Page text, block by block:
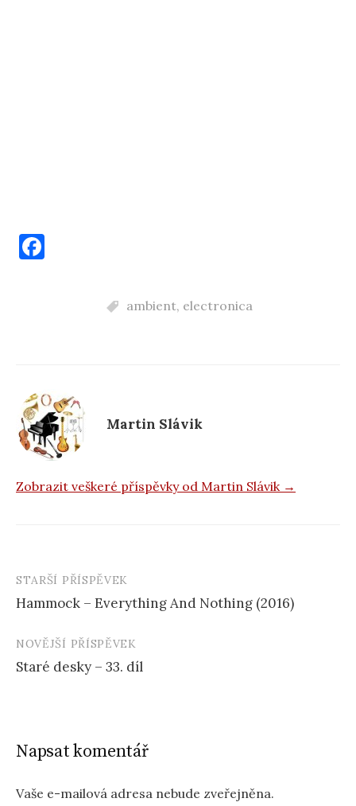
o
k
ambient, electronica
Martin Slávik
Zobrazit veškeré příspěvky od Martin Slávik →
Navigace
příspěvku
STARŠÍ PŘÍSPĚVEK
Hammock – Everything And Nothing (2016)
NOVĚJŠÍ PŘÍSPĚVEK
Staré desky – 33. díl
Napsat komentář
Vaše e-mailová adresa nebude zveřejněna.